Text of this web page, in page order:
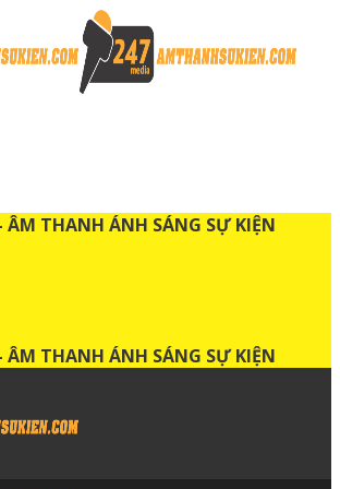
THANH ÁNH SÁNG SỰ KIỆN
THANH ÁNH SÁNG SỰ KIỆN